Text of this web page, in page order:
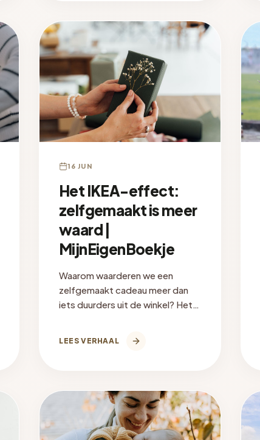
16 JUN
Het IKEA-effect:
zelfgemaakt is meer
waard |
MijnEigenBoekje
Waarom waarderen we een
zelfgemaakt cadeau meer dan
iets duurders uit de winkel? Het
LEES VERHAAL